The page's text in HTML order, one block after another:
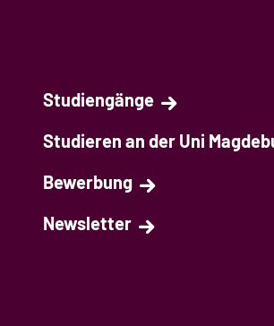
Studiengänge
Studieren an der Uni
Bewerbung
Newsletter